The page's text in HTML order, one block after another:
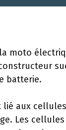
moto
batterie.
lié aux
Les